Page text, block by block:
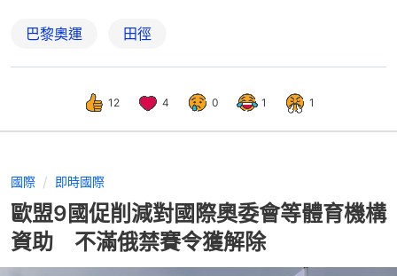
巴黎奧運 田徑
12 4 0 1 1
國際 即時國際
歐盟9國促削減對國際奧委會等體育機構
資助 不滿俄禁賽令獲解除